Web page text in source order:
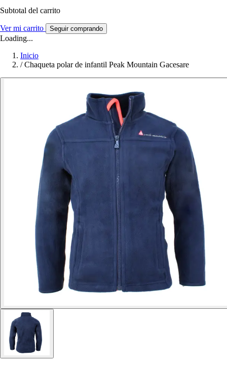
Subtotal del carrito
Ver mi carrito Seguir comprando
Loading...
Inicio
/ Chaqueta polar de infantil Peak Mountain Gacesare